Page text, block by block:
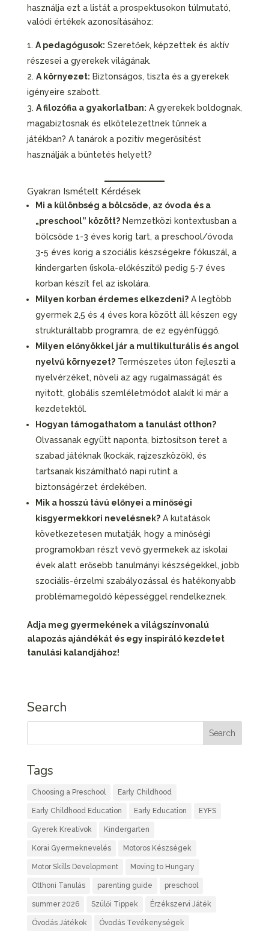
használja ezt a listát a prospektusokon túlmutató,
valódi értékek azonosításához:
A pedagógusok: Szeretőek, képzettek és aktív
részesei a gyerekek világának.
A környezet: Biztonságos, tiszta és a gyerekek
igényeire szabott.
A filozófia a gyakorlatban: A gyerekek boldognak,
magabiztosnak és elkötelezettnek tűnnek a
játékban? A tanárok a pozitív megerősítést
használják a büntetés helyett?
Gyakran Ismételt Kérdések
Mi a különbség a bölcsőde, az óvoda és a
„preschool” között?Nemzetközi kontextusban a
bölcsőde 1-3 éves korig tart, a preschool/óvoda
3-5 éves korig a szociális készségekre fókuszál, a
kindergarten (iskola-előkészítő) pedig 5-7 éves
korban készít fel az iskolára.
Milyen korban érdemes elkezdeni?A legtöbb
gyermek 2,5 és 4 éves kora között áll készen egy
strukturáltabb programra, de ez egyénfüggő.
Milyen előnyökkel jár a multikulturális és angol
nyelvű környezet?Természetes úton fejleszti a
nyelvérzéket, növeli az agy rugalmasságát és
nyitott, globális szemléletmódot alakít ki már a
kezdetektől.
Hogyan támogathatom a tanulást otthon?
Olvassanak együtt naponta, biztosítson teret a
szabad játéknak (kockák, rajzeszközök), és
tartsanak kiszámítható napi rutint a
biztonságérzet érdekében.
Mik a hosszú távú előnyei a minőségi
kisgyermekkori nevelésnek?A kutatások
következetesen mutatják, hogy a minőségi
programokban részt vevő gyermekek az iskolai
évek alatt erősebb tanulmányi készségekkel, jobb
szociális-érzelmi szabályozással és hatékonyabb
problémamegoldó képességgel rendelkeznek.
Adja meg gyermekének a világszínvonalú
alapozás ajándékát és egy inspiráló kezdetet
tanulási kalandjához!
Search
Tags
Choosing a Preschool Early Childhood
Early Childhood Education Early Education EYFS
Gyerek Kreatívok Kindergarten
Korai Gyermeknevelés Motoros Készségek
Motor Skills Development Moving to Hungary
Otthoni Tanulás parenting guide preschool
summer 2026 Szülői Tippek Érzékszervi Játék
Óvodás Játékok Óvodás Tevékenységek